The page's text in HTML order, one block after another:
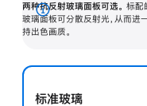
两种抗反射玻璃面板可选。 标配
玻璃面板可分散反射光，从而进
持出色画质。
展
开
标准玻璃